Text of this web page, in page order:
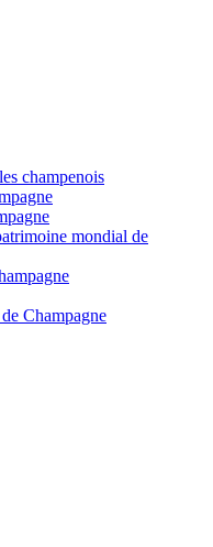
champenois
mondial de
Champagne